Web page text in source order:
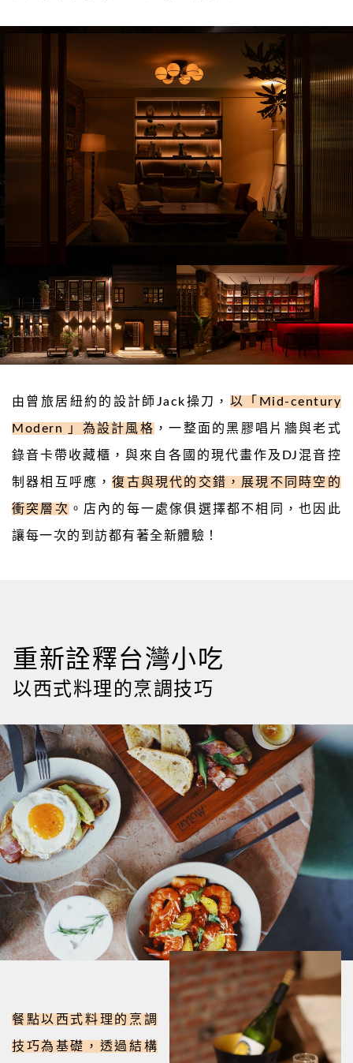
由曾旅居紐約的設計師 Jack操刀， 以「 Mid-century
Modern 」為設計風格 ，一整面的黑膠唱片牆與老式
錄音卡帶收藏櫃，與來自各國的現代畫作及 DJ混音控
制器相互呼應，復古與現代的交錯，展現不同時空的
衝突層次 。店內的每一處傢俱選擇都不相同，也因此
讓每一次的到訪都有著全新體驗！
重新詮釋台灣小吃
以西式料理的烹調技巧
餐點以西式料理的烹調
技巧為基礎，透過結構